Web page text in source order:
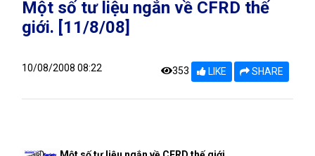
Một số tư liệu ngắn về CFRD thế
giới. [11/8/08]
10/08/2008 08:22 353 LIKE SHARE